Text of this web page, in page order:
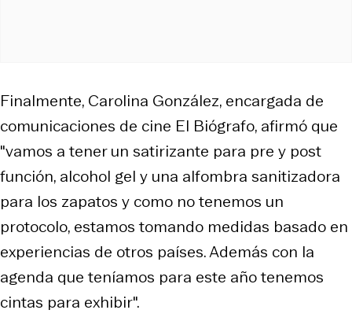
Finalmente, Carolina González, encargada de
comunicaciones de cine El Biógrafo, afirmó que
"vamos a tener un satirizante para pre y post
función, alcohol gel y una alfombra sanitizadora
para los zapatos y como no tenemos un
protocolo, estamos tomando medidas basado en
experiencias de otros países. Además con la
agenda que teníamos para este año tenemos
cintas para exhibir".